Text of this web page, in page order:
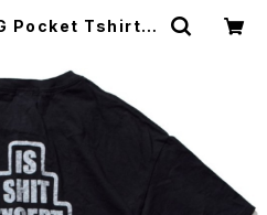
Pocket Tshirts